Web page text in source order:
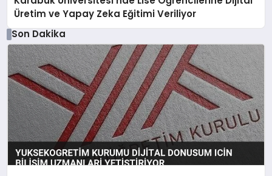
Üretim ve Yapay Zeka Eğitimi Veriliyor
Son Dakika